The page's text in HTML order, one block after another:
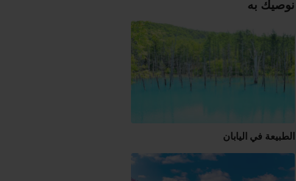
نوصيك به
الطبيعة في اليابان